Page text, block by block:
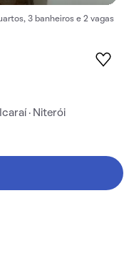
3 banheiros e 2 vagas
· Niterói